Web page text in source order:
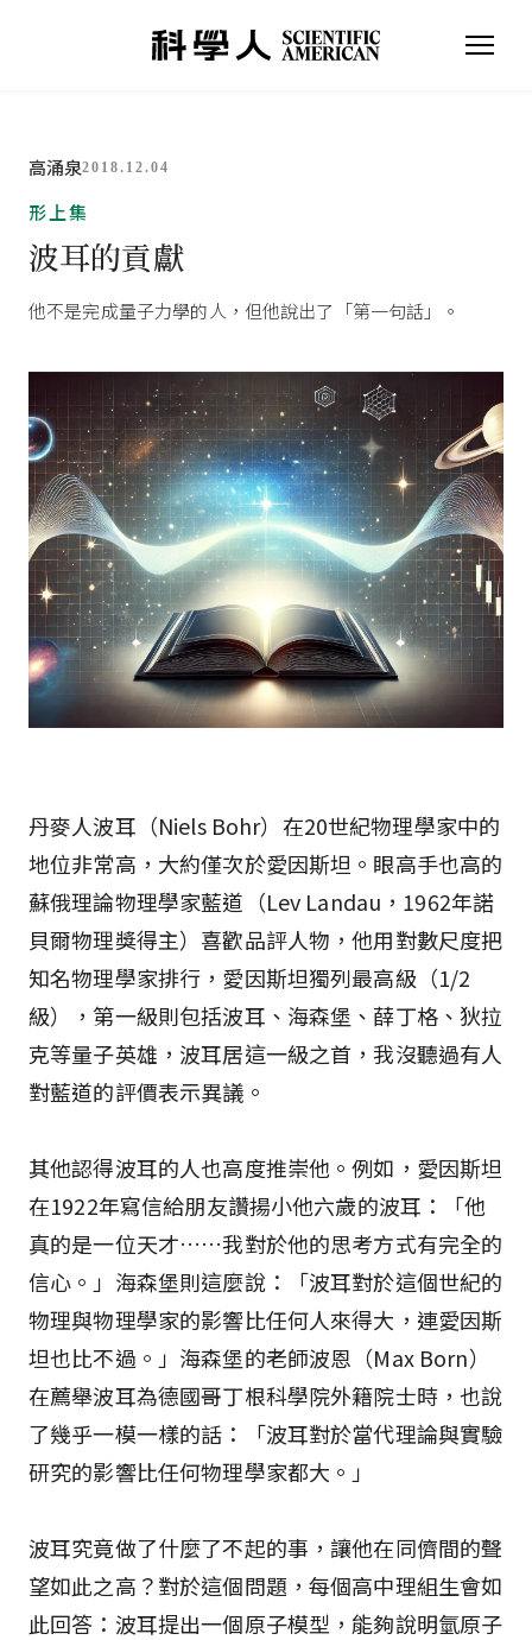
高涌泉2018.12.04
形上集
波耳的貢獻
他不是完成量子力學的人，但他說出了「第一句話」。
丹麥人波耳（Niels Bohr）在20世紀物理學家中的
地位非常高，大約僅次於愛因斯坦。眼高手也高的
蘇俄理論物理學家藍道（Lev Landau，1962年諾
貝爾物理獎得主）喜歡品評人物，他用對數尺度把
知名物理學家排行，愛因斯坦獨列最高級（1/2
級），第一級則包括波耳、海森堡、薛丁格、狄拉
克等量子英雄，波耳居這一級之首，我沒聽過有人
對藍道的評價表示異議。
其他認得波耳的人也高度推崇他。例如，愛因斯坦
在1922年寫信給朋友讚揚小他六歲的波耳：「他
真的是一位天才……我對於他的思考方式有完全的
信心。」海森堡則這麼說：「波耳對於這個世紀的
物理與物理學家的影響比任何人來得大，連愛因斯
坦也比不過。」海森堡的老師波恩（Max Born）
在薦舉波耳為德國哥丁根科學院外籍院士時，也說
了幾乎一模一樣的話：「波耳對於當代理論與實驗
研究的影響比任何物理學家都大。」
波耳究竟做了什麼了不起的事，讓他在同儕間的聲
望如此之高？對於這個問題，每個高中理組生會如
此回答：波耳提出一個原子模型，能夠說明氫原子